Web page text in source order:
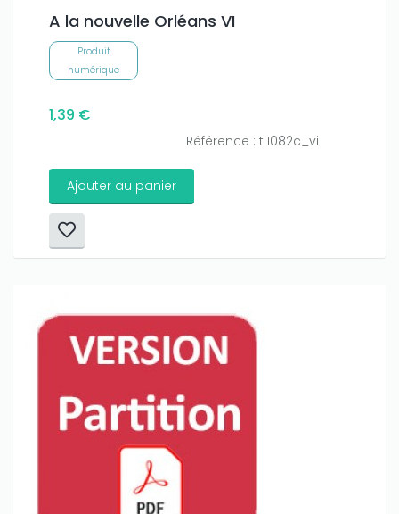
A la nouvelle Orléans VI
Produit
numérique
1,39 €
Référence : tl1082c_vi
Ajouter au panier